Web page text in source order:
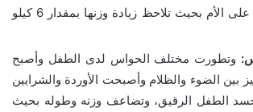
الجنين يضغط على الأم بحيث تلاحظ زيادة وزنها بمقدار 6 كيلو
وتطورت مختلف الحواس لدى الطفل وأصبح
بين الضوء والظلام وأصبحت الأوردة والشرايين
الطفل الرقيق، وتضاعف وزنه وطوله بحيث